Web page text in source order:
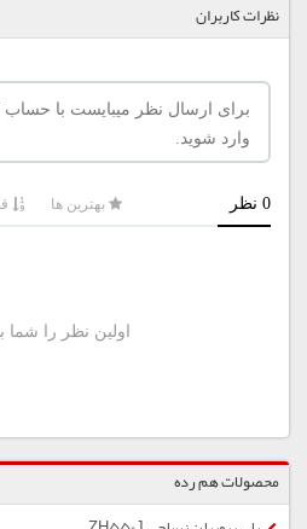
نظرات کاربران
محصولات هم رده